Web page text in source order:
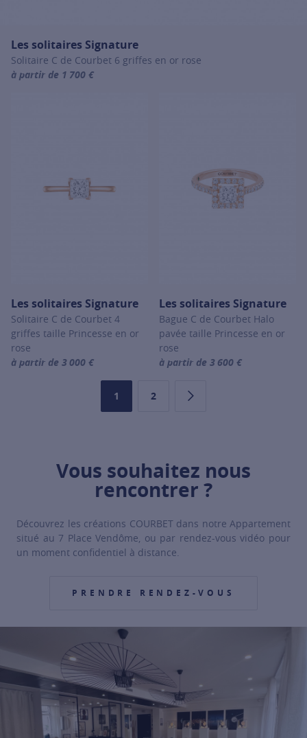
Les solitaires Signature
Solitaire C de Courbet 6 griffes en or rose
à partir de 1 700 €
Les solitaires Signature
Solitaire C de Courbet 4
griffes taille Princesse en or
rose
à partir de 3 000 €
Les solitaires Signature
Bague C de Courbet Halo
pavée taille Princesse en or
rose
à partir de 3 600 €
Page
1 Page
2 Page suivante
Vous souhaitez nous
rencontrer ?
Découvrez les créations COURBET dans notre Appartement
situé au 7 Place Vendôme, ou par rendez-vous vidéo pour
un moment confidentiel à distance.
PRENDRE RENDEZ-VOUS